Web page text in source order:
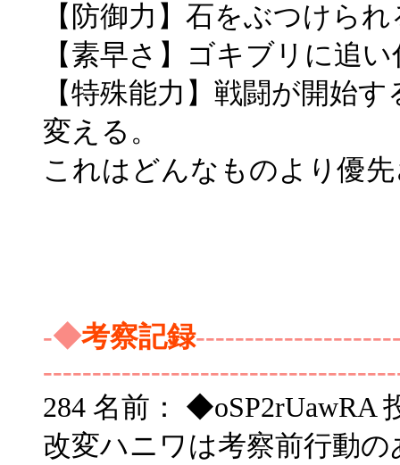
【防御力】石をぶつけら
【素早さ】ゴキブリに追
【特殊能力】戦闘が開始
変える。
これはどんなものより優
-◆考察記録
284 名前： ◆oSP2rUawRA
改変ハニワは考察前行動の